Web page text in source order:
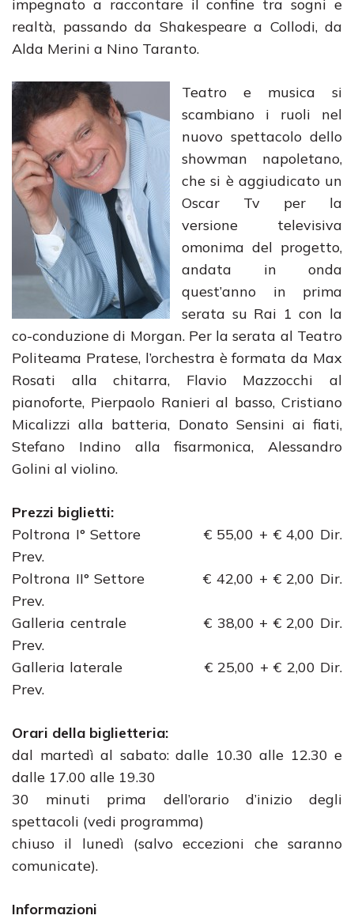
impegnato a raccontare il confine tra sogni e
realtà, passando da Shakespeare a Collodi, da
Alda Merini a Nino Taranto.
Teatro e musica si
scambiano i ruoli nel
nuovo spettacolo dello
showman napoletano,
che si è aggiudicato un
Oscar Tv per la
versione televisiva
omonima del progetto,
andata in onda
quest’anno in prima
serata su Rai 1 con la
co-conduzione di Morgan. Per la serata al Teatro
Politeama Pratese, l’orchestra è formata da Max
Rosati alla chitarra, Flavio Mazzocchi al
pianoforte, Pierpaolo Ranieri al basso, Cristiano
Micalizzi alla batteria, Donato Sensini ai fiati,
Stefano Indino alla fisarmonica, Alessandro
Golini al violino.
Prezzi biglietti:
Poltrona I° Settore € 55,00 + € 4,00 Dir.
Prev.
Poltrona II° Settore € 42,00 + € 2,00 Dir.
Prev.
Galleria centrale € 38,00 + € 2,00 Dir.
Prev.
Galleria laterale € 25,00 + € 2,00 Dir.
Prev.
Orari della biglietteria:
dal martedì al sabato: dalle 10.30 alle 12.30 e
dalle 17.00 alle 19.30
30 minuti prima dell’orario d’inizio degli
spettacoli (vedi programma)
chiuso il lunedì (salvo eccezioni che saranno
comunicate).
Informazioni